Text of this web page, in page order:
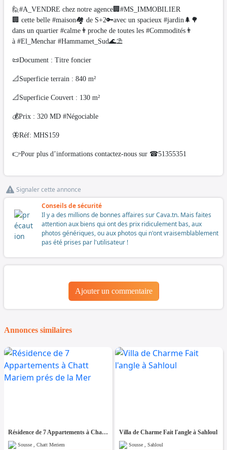
🙋#A_VENDRE chez notre agence🏢#MS_IMMOBILIER
🏢 cette belle #maison🏘 de S+2🔑avec un spacieux #jardin🌲🌳
dans un quartier #calme👨proche de toutes les #Commodités👨
à #El_Menchar #Hammamet_Sud🌊⛱️
📜Document : Titre foncier
📐Superficie terrain : 840 m²
📐Superficie Couvert : 130 m²
💰Prix : 320 MD #Négociable
🦋Réf: MHS159
👉Pour plus d’informations contactez-nous sur ☎51355351
Signaler cette annonce
Conseils de sécurité
Il y a des millions de bonnes affaires sur Cava.tn. Mais faites
attention aux biens qui ont des prix ridiculement bas, aux
photos génériques, ou aux photos qui n'ont vraisemblablement
pas été prises par l'utilisateur !
Ajouter un commentaire
Annonces similaires
Résidence de 7 Appartements à Chatt Mariem prés de la Mer
Sousse , Chatt Meriem
Villa de Charme Fait l'angle à Sahloul
Sousse , Sahloul